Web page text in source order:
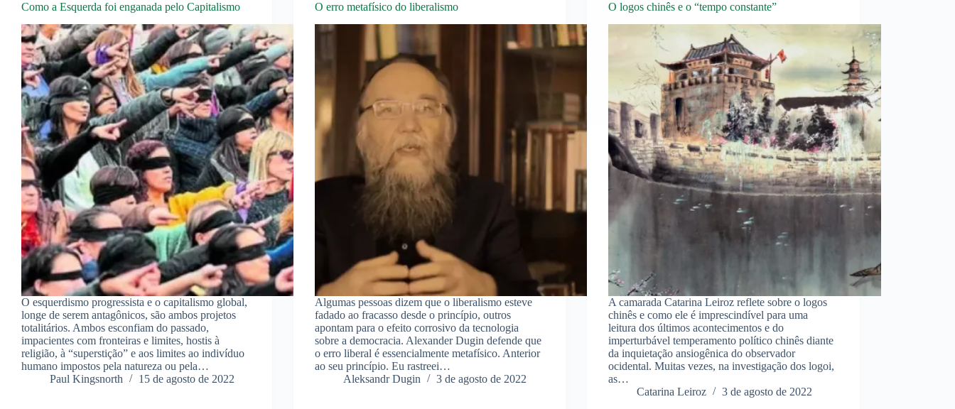
Como a Esquerda foi enganada pelo Capitalismo
O esquerdismo progressista e o capitalismo global,
longe de serem antagônicos, são ambos projetos
totalitários. Ambos esconfiam do passado,
impacientes com fronteiras e limites, hostis à
religião, à “superstição” e aos limites ao indivíduo
humano impostos pela natureza ou pela…
Paul Kingsnorth
15 de agosto de 2022
O erro metafísico do liberalismo
Algumas pessoas dizem que o liberalismo esteve
fadado ao fracasso desde o princípio, outros
apontam para o efeito corrosivo da tecnologia
sobre a democracia. Alexander Dugin defende que
o erro liberal é essencialmente metafísico. Anterior
ao seu princípio. Eu rastreei…
Aleksandr Dugin
3 de agosto de 2022
O logos chinês e o “tempo constante”
A camarada Catarina Leiroz reflete sobre o logos
chinês e como ele é imprescindível para uma
leitura dos últimos acontecimentos e do
imperturbável temperamento político chinês diante
da inquietação ansiogênica do observador
ocidental. Muitas vezes, na investigação dos logoi,
as…
Catarina Leiroz
3 de agosto de 2022